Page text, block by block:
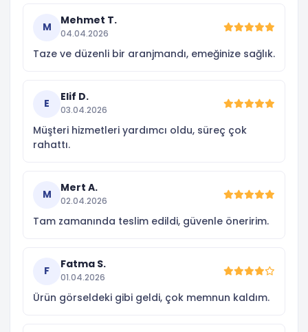
M
Mehmet T.
04.04.2026
Taze ve düzenli bir aranjmandı, emeğinize sağlık.
E
Elif D.
03.04.2026
Müşteri hizmetleri yardımcı oldu, süreç çok
rahattı.
M
Mert A.
02.04.2026
Tam zamanında teslim edildi, güvenle öneririm.
F
Fatma S.
01.04.2026
Ürün görseldeki gibi geldi, çok memnun kaldım.